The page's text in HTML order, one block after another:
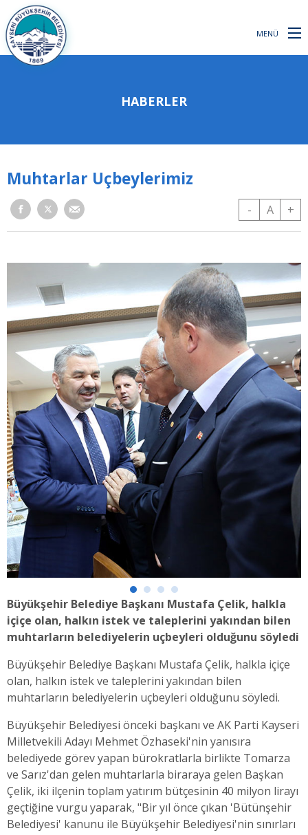
MENÜ
HABERLER
Muhtarlar Uçbeylerimiz
- A +
Büyükşehir Belediye Başkanı Mustafa Çelik, halkla
içiçe olan, halkın istek ve taleplerini yakından bilen
muhtarların belediyelerin uçbeyleri olduğunu söyledi
Büyükşehir Belediye Başkanı Mustafa Çelik, halkla içiçe
olan, halkın istek ve taleplerini yakından bilen
muhtarların belediyelerin uçbeyleri olduğunu söyledi.
Büyükşehir Belediyesi önceki başkanı ve AK Parti Kayseri
Milletvekili Adayı Mehmet Özhaseki'nin yanısıra
belediyede görev yapan bürokratlarla birlikte Tomarza
ve Sarız'dan gelen muhtarlarla biraraya gelen Başkan
Çelik, iki ilçenin toplam yatırım bütçesinin 40 milyon lirayı
geçtiğine vurgu yaparak, "Bir yıl önce çıkan 'Bütünşehir
Belediyesi' kanunu ile Büyükşehir Belediyesi'nin sınırları